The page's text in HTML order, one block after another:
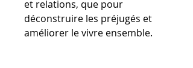
et relations, que pour
déconstruire les préjugés et
améliorer le vivre ensemble.